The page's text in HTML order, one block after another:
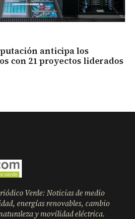
anticipa los
con 21 proyectos liderados
Verde: Noticias de medio
energías renovables, cambio
y movilidad eléctrica.